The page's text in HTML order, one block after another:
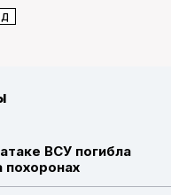
ВСУ погибла
похоронах